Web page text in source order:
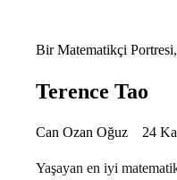
Bir Matematikçi Portresi
Terence Tao
Can Ozan Oğuz 24
Yaşayan en iyi